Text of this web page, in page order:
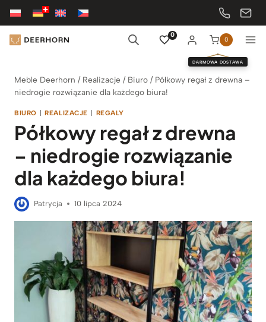
Przejdź
treści
0
0
DARMOWA DOSTAWA
Meble Deerhorn / Realizacje / Biuro / Półkowy regał z drewna –
niedrogie rozwiązanie dla każdego biura!
BIURO | REALIZACJE | REGALY
Półkowy regał z drewna
– niedrogie rozwiązanie
dla każdego biura!
Patrycja 10 lipca 2024